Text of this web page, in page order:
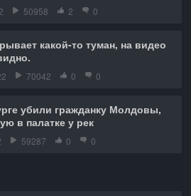
50958 2 0
какой-то туман, на видео
70042 0 0
убили гражданку Молдовы,
в палатке у рек
59287 0 0